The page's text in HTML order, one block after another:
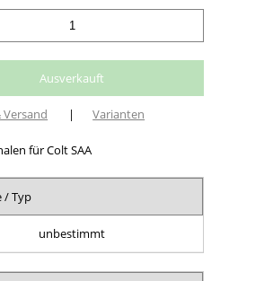
| Varianten
für Colt SAA
/ Typ
unbestimmt